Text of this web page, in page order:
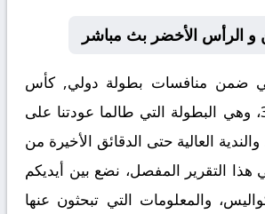
و الرأس الأخضر بث مباشر
ضمن منافسات بطولة دولي, كأس
العالم - دور الـ 32، وهي البطولة التي طالما عودتنا على
والندية العالية حتى الدقائق الأخيرة من
هذا التقرير المفصل، نضع بين أيديكم
والمعلومات التي تبحثون عنها